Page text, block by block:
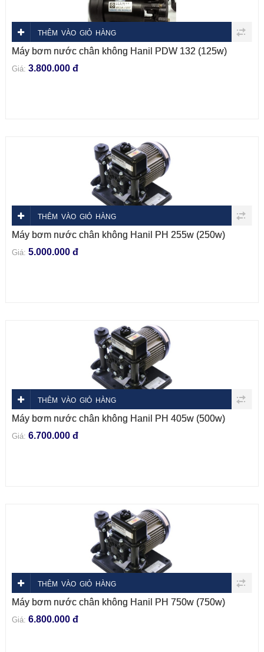
THÊM VÀO GIỎ HÀNG
Máy bơm nước chân không Hanil PDW 132 (125w)
Giá: 3.800.000 đ
THÊM VÀO GIỎ HÀNG
Máy bơm nước chân không Hanil PH 255w (250w)
Giá: 5.000.000 đ
THÊM VÀO GIỎ HÀNG
Máy bơm nước chân không Hanil PH 405w (500w)
Giá: 6.700.000 đ
THÊM VÀO GIỎ HÀNG
Máy bơm nước chân không Hanil PH 750w (750w)
Giá: 6.800.000 đ